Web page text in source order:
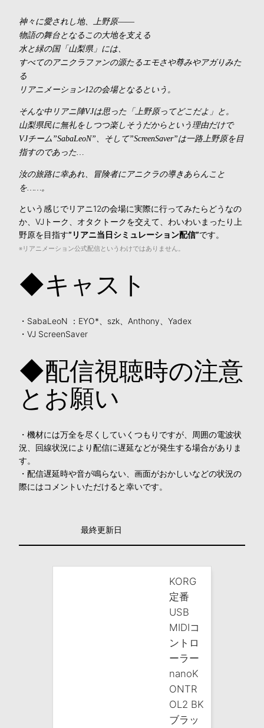
神々に愛されし地、上野原――
物語の舞台となるこの大地を支える
水と緑の国「山梨県」には、
すべてのアニクラファンの源たるエモさや尊みやアガりみた
る
リアニメーション12の会場となるという。
そんな中リアニ陣VJは思った「上野原ってどこだよ」と。
山梨県民に無礼をしつつ楽しそうだからという理由だけで
VJチーム”SabaLeoN”、そして”ScreenSaver”は一路上野原を目
指すのであった…
汝の旅路に幸あれ、冒険者にアニクラの導きあらんこと
を……。
という感じでリアニ12の会場に実際に行ってみたらどうなの
か、VJトーク、オタクトークを交えて、わいわいまったり上
野原を目指す”リアニ当日シミュレーション配信”です。
※リアニメーション公式配信というわけではありません。
◆キャスト
・SabaLeoN ：EYO*、szk、Anthony、Yadex
・VJ ScreenSaver
◆配信視聴時の注意
とお願い
・機材には万全を尽くしていくつもりですが、周囲の電波状
況、回線状況により配信に遅延などが発生する場合がありま
す。
・配信遅延時や音が鳴らない、画面がおかしいなどの状況の
際にはコメントいただけると幸いです。
最終更新日
KORG
定番
USB
MIDIコ
ントロ
ーラー
nanoK
ONTR
OL2 BK
ブラッ